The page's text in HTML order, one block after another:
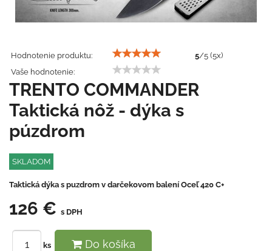
Hodnotenie produktu: 5/5 (5x)
Vaše hodnotenie:
TRENTO COMMANDER
Taktická nôž - dýka s
púzdrom
SKLADOM
Taktická dýka s puzdrom v darčekovom balení Oceľ 420 C+
126 € s DPH
ks Do košíka